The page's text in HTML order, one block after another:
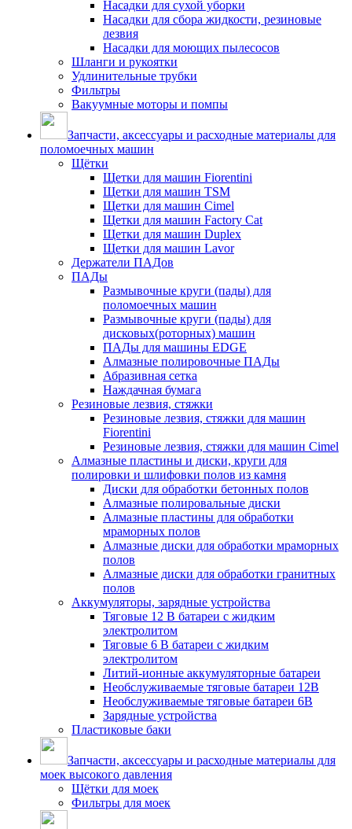
Насадки для сухой уборки
Насадки для сбора жидкости, резиновые
лезвия
Насадки для моющих пылесосов
Шланги и рукоятки
Удлинительные трубки
Фильтры
Вакуумные моторы и помпы
Запчасти, аксессуары и расходные материалы для
поломоечных машин
Щётки
Щетки для машин Fiorentini
Щетки для машин TSM
Щетки для машин Cimel
Щетки для машин Factory Cat
Щетки для машин Duplex
Щетки для машин Lavor
Держатели ПАДов
ПАДы
Размывочные круги (пады) для
поломоечных машин
Размывочные круги (пады) для
дисковых(роторных) машин
ПАДы для машины EDGE
Алмазные полировочные ПАДы
Абразивная сетка
Наждачная бумага
Резиновые лезвия, стяжки
Резиновые лезвия, стяжки для машин
Fiorentini
Резиновые лезвия, стяжки для машин Cimel
Алмазные пластины и диски, круги для
полировки и шлифовки полов из камня
Диски для обработки бетонных полов
Алмазные полировальные диски
Алмазные пластины для обработки
мраморных полов
Алмазные диски для обработки мраморных
полов
Алмазные диски для обработки гранитных
полов
Аккумуляторы, зарядные устройства
Тяговые 12 В батареи с жидким
электролитом
Тяговые 6 В батареи с жидким
электролитом
Литий-ионные аккумуляторные батареи
Необслуживаемые тяговые батареи 12В
Необслуживаемые тяговые батареи 6В
Зарядные устройства
Пластиковые баки
Запчасти, аксессуары и расходные материалы для
моек высокого давления
Щётки для моек
Фильтры для моек